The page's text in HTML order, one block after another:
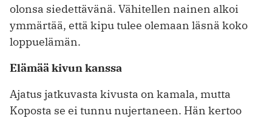
olonsa siedettävänä. Vähitellen nainen alkoi
ymmärtää, että kipu tulee olemaan läsnä koko
loppuelämän.
Elämää kivun kanssa
Ajatus jatkuvasta kivusta on kamala, mutta
Koposta se ei tunnu nujertaneen. Hän kertoo